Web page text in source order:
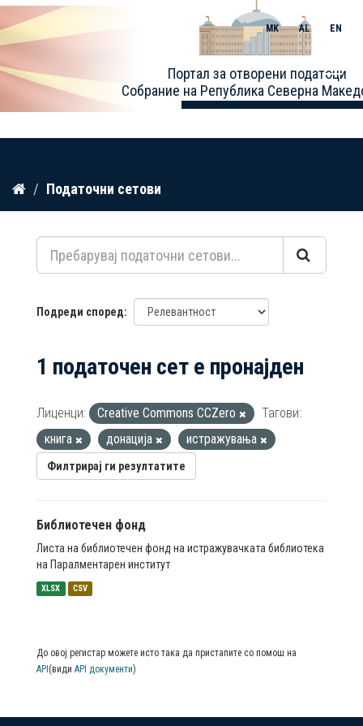
Прескокнете
содржина
Портал за отворени податоци
Собрание на Република Северна
MK AL EN
Toggle
Податочни сетови
Подреди според
1 податочен сет е пронајден
Лиценци: Creative Commons CCZero
Тагови:
книга
донација истражувања
Филтрирај ги резултатите
Библиотечен фонд
Листа на библиотечен фонд на истражувачката библиотека
на Паралментарен институт
XLSX CSV
До овој регистар можете исто така да пристапите со помош на
API (види API документи)